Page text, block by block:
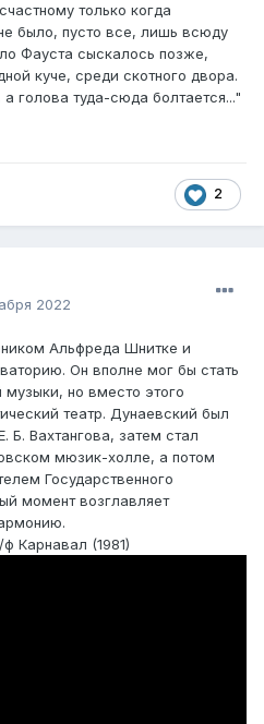
только когда
было, пусто все, лишь всюду
Фауста сыскалось позже,
куче, среди скотного двора.
голова туда-сюда болтается..."
2
2022
Альфреда Шнитке и
Он вполне мог бы стать
но вместо этого
театр. Дунаевский был
Вахтангова, затем стал
мюзик-холле, а потом
Государственного
момент возглавляет
Карнавал (1981)